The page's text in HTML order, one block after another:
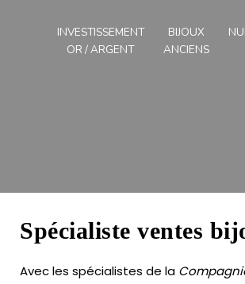
INVESTISSEMENT
OR / ARGENT
BIJOUX
ANCIENS
Spécialiste ventes
Avec les spécialistes de la